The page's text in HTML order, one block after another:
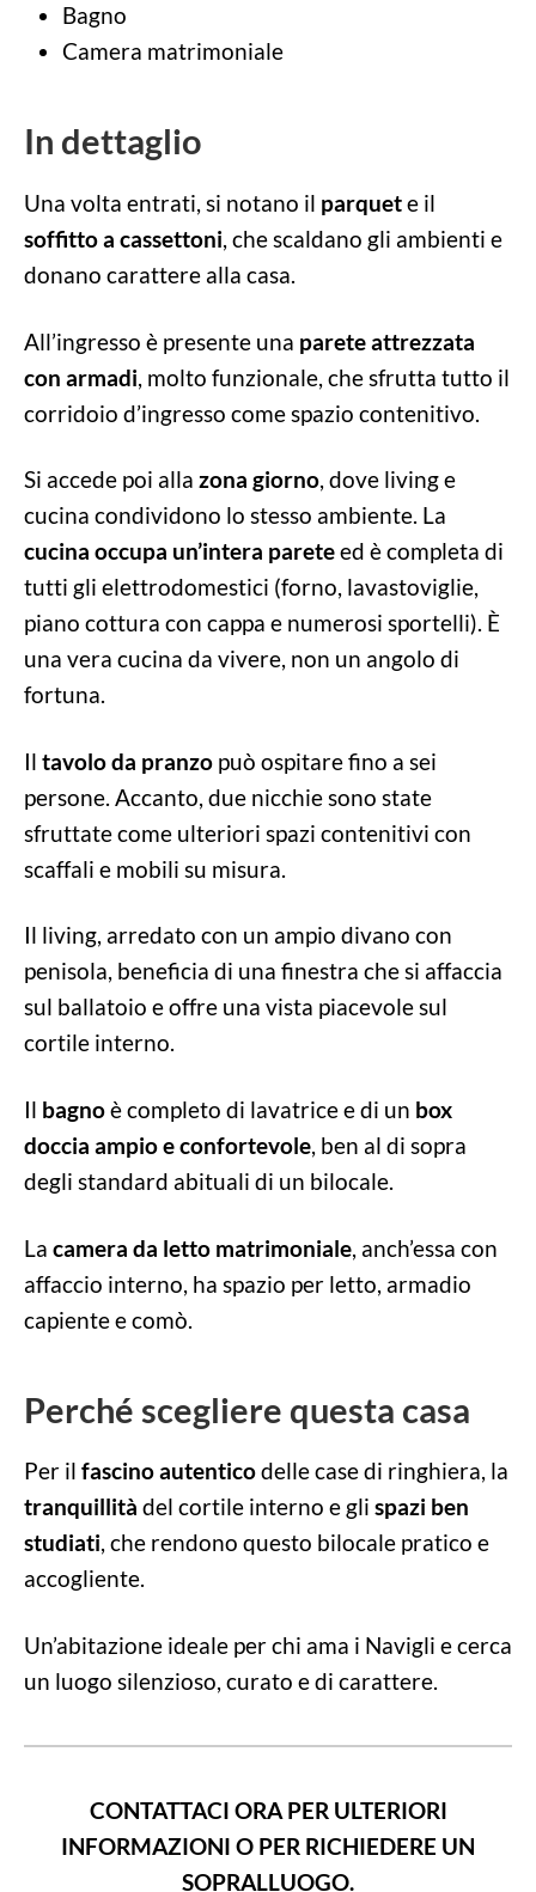
Bagno
Camera matrimoniale
In dettaglio
Una volta entrati, si notano il parquete il
soffitto a cassettoni, che scaldano gli ambienti e
donano carattere alla casa.
All’ingresso è presente una parete attrezzata
con armadi, molto funzionale, che sfrutta tutto il
corridoio d’ingresso come spazio contenitivo.
Si accede poi alla zona giorno, dove living e
cucina condividono lo stesso ambiente. La
cucina occupa un’intera pareteed è completa di
tutti gli elettrodomestici (forno, lavastoviglie,
piano cottura con cappa e numerosi sportelli). È
una vera cucina da vivere, non un angolo di
fortuna.
Il tavolo da pranzo può ospitare fino a sei
persone. Accanto, due nicchie sono state
sfruttate come ulteriori spazi contenitivi con
scaffali e mobili su misura.
Il living, arredato con un ampio divano con
penisola, beneficia di una finestra che si affaccia
sul ballatoio e offre una vista piacevole sul
cortile interno.
Il bagnoè completo di lavatrice e di un box
doccia ampio e confortevole, ben al di sopra
degli standard abituali di un bilocale.
La camera da letto matrimoniale, anch’essa con
affaccio interno, ha spazio per letto, armadio
capiente e comò.
Perché scegliere questa casa
Per il fascino autenticodelle case di ringhiera, la
tranquillità del cortile interno e gli spazi ben
studiati, che rendono questo bilocale pratico e
accogliente.
Un’abitazione ideale per chi ama i Navigli e cerca
un luogo silenzioso, curato e di carattere.
CONTATTACI ORA PER ULTERIORI
INFORMAZIONI O PER RICHIEDERE UN
SOPRALLUOGO.